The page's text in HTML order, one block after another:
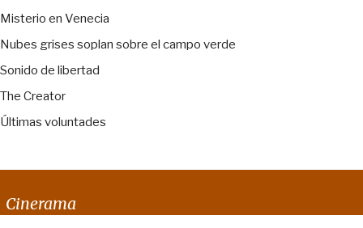
Misterio en Venecia
Nubes grises soplan sobre el campo verde
Sonido de libertad
The Creator
Últimas voluntades
Cinerama